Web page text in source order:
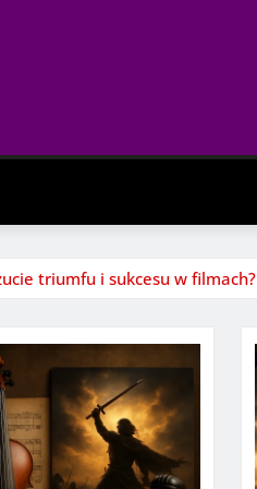
triumfu i sukcesu w filmach?